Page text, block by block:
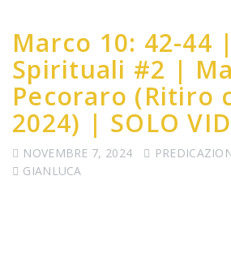
Marco 10: 42-44
Spirituali #2 |
Pecoraro (Ritiro
2024) | SOLO
NOVEMBRE 7, 2024
GIANLUCA